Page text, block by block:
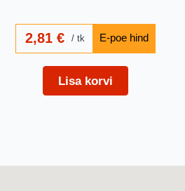
2,81€ tk
Lisa korvi